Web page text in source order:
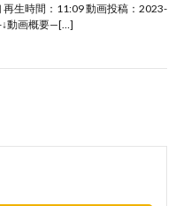
再生時間：11:09 動画投稿：2023-
動画概要—[…]